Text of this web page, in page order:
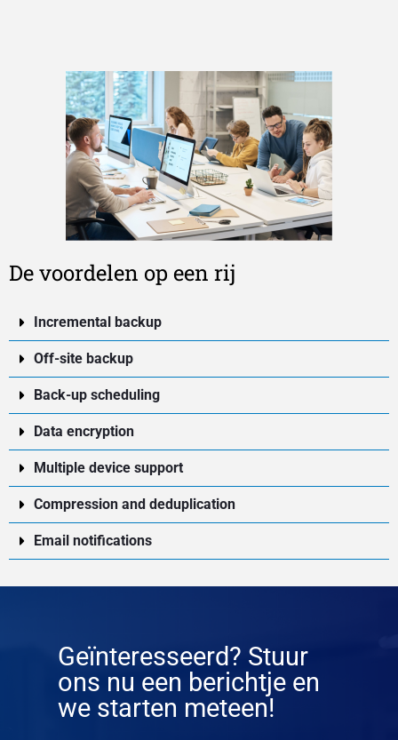
De voordelen op een rij
Incremental backup
Off-site backup
Back-up scheduling
Data encryption
Multiple device support
Compression and deduplication
Email notifications
Geïnteresseerd? Stuur
ons nu een berichtje en
we starten meteen!